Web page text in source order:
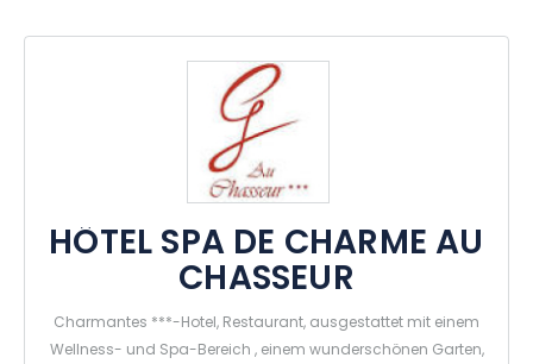
HÔTEL SPA DE CHARME AU
CHASSEUR
Charmantes ***-Hotel, Restaurant, ausgestattet mit einem
Wellness- und Spa-Bereich , einem wunderschönen Garten,